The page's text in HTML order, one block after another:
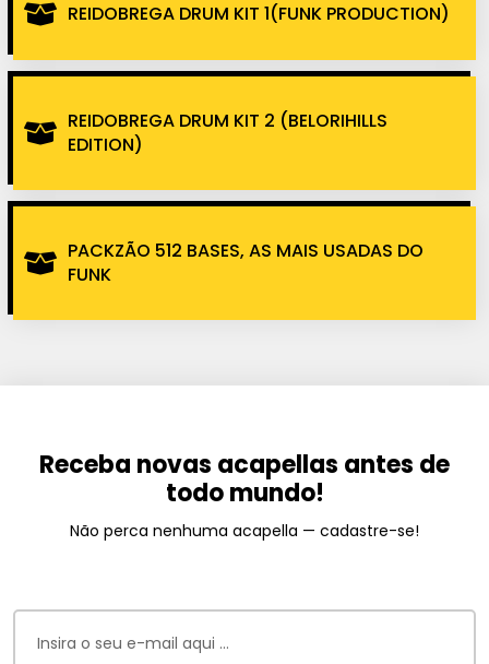
REIDOBREGA DRUM KIT 1(FUNK PRODUCTION)
REIDOBREGA DRUM KIT 2 (BELORIHILLS
EDITION)
PACKZÃO 512 BASES, AS MAIS USADAS DO
FUNK
Receba novas acapellas antes de
todo mundo!
Não perca nenhuma acapella — cadastre-se!